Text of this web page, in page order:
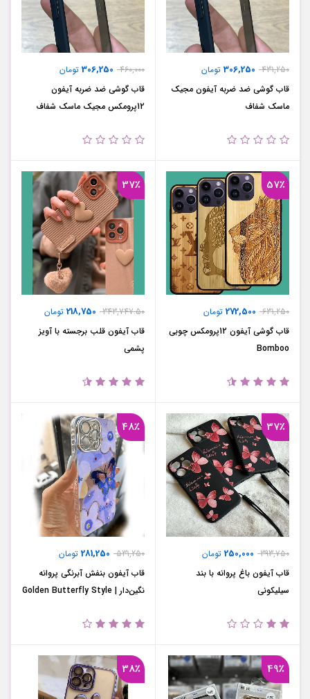
431,250
306,250 تومان
قاب گوشی ضد ضربه آیفون مجیک
ماسک شفاف
460,000
306,250 تومان
قاب گوشی ضد ضربه آیفون
12پرومکس مجیک ماسک شفاف
57٪
631,250
272,500 تومان
قاب گوشی آیفون 12پرومکس چوبی
Bomboo
37٪
343,747.50
218,750 تومان
قاب آیفون قلب برجسته با آویز
پشمی
37٪
393,750
250,000 تومان
قاب آیفون باغ پروانه با بند
سیلیکونی
48٪
531,250
281,250 تومان
قاب آیفون بنفش آبرنگی پروانه
نگین‌دار | Golden Butterfly Style
49٪ 38٪